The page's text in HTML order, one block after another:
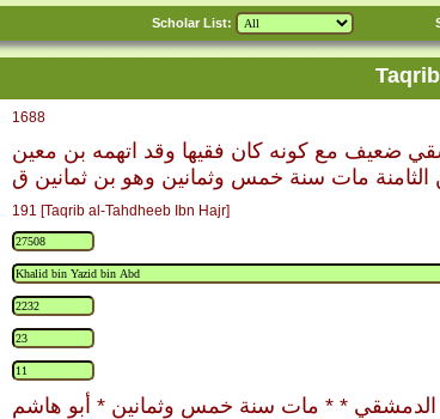
Scholar List:
1688
ضعيف مع كونه كان فقيها وقد اتهمه بن معين
الثامنة مات سنة خمس وثمانين وهو بن ثمانين ق
191 [Taqrib al-Tahdheeb Ibn Hajr]
الدمشقي * * مات سنة خمس وثمانين * أبو هاشم